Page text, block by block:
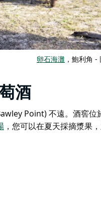
卵石海灘，鮑利角 -
酒
Point) 不遠。酒窖
， 您可以在夏天採摘漿果